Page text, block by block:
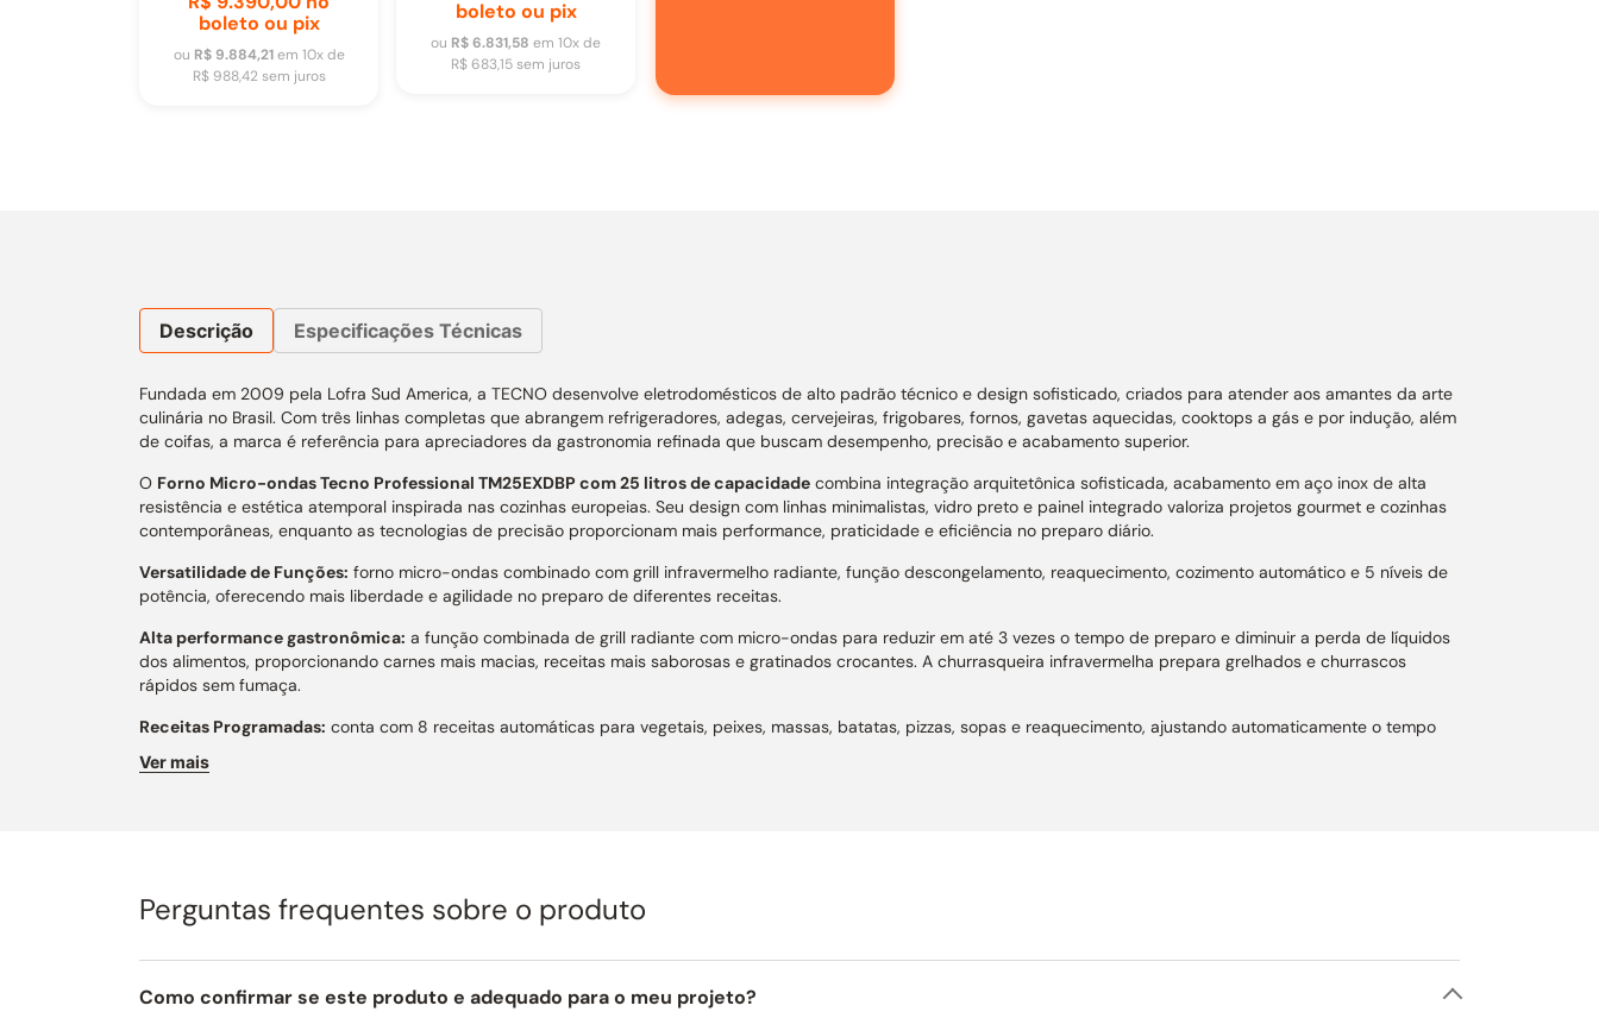
boleto ou pix
ou R$ 9.884,21em 10x de
R$ 988,42sem juros
boleto ou pix
ou R$ 6.831,58 em 10x de
R$ 683,15sem juros
Descrição Especificações Técnicas
Fundada em 2009 pela Lofra Sud America, a TECNO desenvolve eletrodomésticos de alto padrão técnico e design sofisticado, criados para atender aos amantes da arte
culinária no Brasil. Com três linhas completas que abrangem refrigeradores, adegas, cervejeiras, frigobares, fornos, gavetas aquecidas, cooktops a gás e por indução, além
de coifas, a marca é referência para apreciadores da gastronomia refinada que buscam desempenho, precisão e acabamento superior.
O Forno Micro-ondas Tecno Professional TM25EXDBP com 25 litros de capacidade combina integração arquitetônica sofisticada, acabamento em aço inox de alta
resistência e estética atemporal inspirada nas cozinhas europeias. Seu design com linhas minimalistas, vidro preto e painel integrado valoriza projetos gourmet e cozinhas
contemporâneas, enquanto as tecnologias de precisão proporcionam mais performance, praticidade e eficiência no preparo diário.
Versatilidade de Funções: forno micro-ondas combinado com grill infravermelho radiante, função descongelamento, reaquecimento, cozimento automático e 5 níveis de
potência, oferecendo mais liberdade e agilidade no preparo de diferentes receitas.
Alta performance gastronômica: a função combinada de grill radiante com micro-ondas para reduzir em até 3 vezes o tempo de preparo e diminuir a perda de líquidos
dos alimentos, proporcionando carnes mais macias, receitas mais saborosas e gratinados crocantes. A churrasqueira infravermelha prepara grelhados e churrascos
rápidos sem fumaça.
Receitas Programadas: conta com 8 receitas automáticas para vegetais, peixes, massas, batatas, pizzas, sopas e reaquecimento, ajustando automaticamente o tempo
de preparo conforme o peso do alimento.
Praticidade no dia a dia:
a função descongelamento + cozimento prepara alimentos com um único comando, enquanto o descongelamento por tempo ou peso oferece
mais precisão e eficiência no uso diário.
Segurança e durabilidade:ventilador de resfriamento que protege a marcenaria ao redor do produto e trava de segurança no painel para evitar o uso por crianças.
Largura comercial: 60 cm.
Ver mais
Perguntas frequentes sobre o produto
Como confirmar se este produto e adequado para o meu projeto?